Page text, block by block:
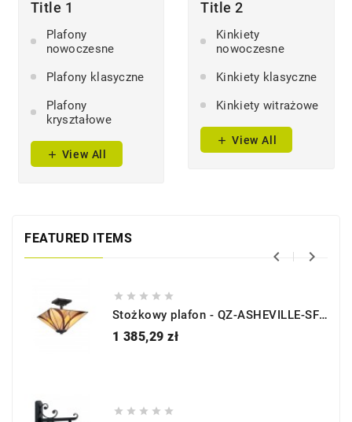
Title 1
Plafony
nowoczesne
Plafony klasyczne
Plafony
kryształowe
add View All
Title 2
Kinkiety
nowoczesne
Kinkiety klasyczne
Kinkiety witrażowe
add View All
FEATURED ITEMS
 
    
Stożkowy plafon - QZ-ASHEVILLE-SF - Quoizel
1 385,29 złCena
    